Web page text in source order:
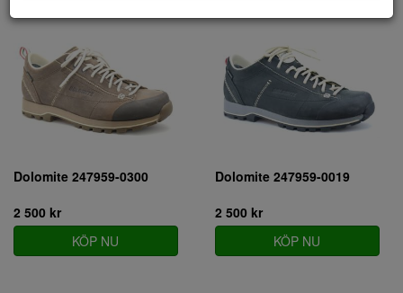
Dolomite 247959-0300
2 500 kr
KÖP NU
Dolomite 247959-0019
2 500 kr
KÖP NU